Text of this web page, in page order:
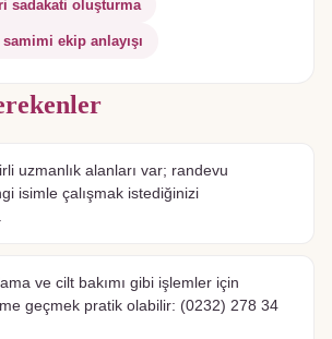
sadakati oluşturma
ekip anlayışı
uzmanlık alanları var; randevu
isimle çalışmak istediğinizi
ve cilt bakımı gibi işlemler için
geçmek pratik olabilir: (0232) 278 34